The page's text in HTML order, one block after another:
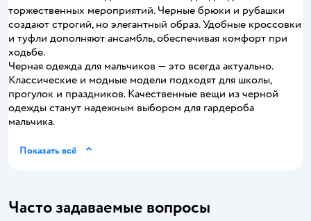
торжественных мероприятий. Черные брюки и рубашки
создают строгий, но элегантный образ. Удобные кроссовки
и туфли дополняют ансамбль, обеспечивая комфорт при
ходьбе.
Черная одежда для мальчиков — это всегда актуально.
Классические и модные модели подходят для школы,
прогулок и праздников. Качественные вещи из черной
одежды станут надежным выбором для гардероба
мальчика.
Показать всё
Часто задаваемые вопросы